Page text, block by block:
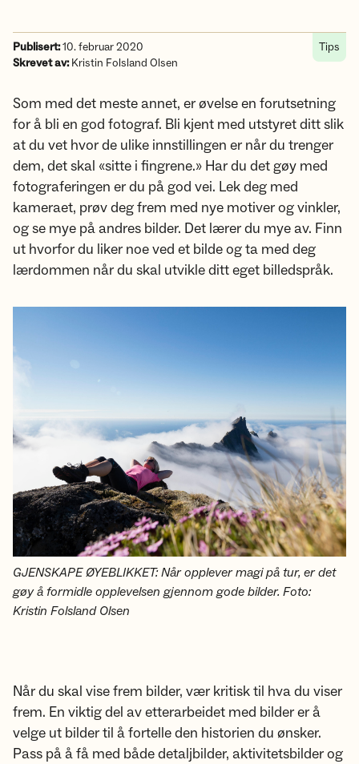
Publisert:10. februar 2020
Skrevet av:Kristin Folsland Olsen
Tips
Som med det meste annet, er øvelse en forutsetning
for å bli en god fotograf. Bli kjent med utstyret ditt slik
at du vet hvor de ulike innstillingen er når du trenger
dem, det skal «sitte i fingrene.» Har du det gøy med
fotograferingen er du på god vei. Lek deg med
kameraet, prøv deg frem med nye motiver og vinkler,
og se mye på andres bilder. Det lærer du mye av. Finn
ut hvorfor du liker noe ved et bilde og ta med deg
lærdommen når du skal utvikle ditt eget billedspråk.
GJENSKAPE ØYEBLIKKET: Når opplever magi på tur, er det
gøy å formidle opplevelsen gjennom gode bilder. Foto:
Kristin Folsland Olsen
Når du skal vise frem bilder, vær kritisk til hva du viser
frem. En viktig del av etterarbeidet med bilder er å
velge ut bilder til å fortelle den historien du ønsker.
Pass på å få med både detaljbilder, aktivitetsbilder og